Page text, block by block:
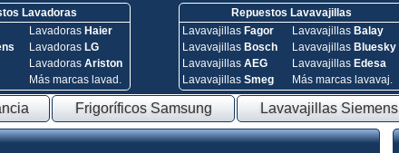
Lavadoras
Lavadoras Haier
Lavadoras LG
Lavadoras Ariston
Más marcas lavad.
Repuestos Lavavajillas
Lavavajillas Fagor
Lavavajillas Bosch
Lavavajillas AEG
Lavavajillas Smeg
Lavavajillas Balay
Lavavajillas Bluesky
Lavavajillas Edesa
Más marcas lavavaj.
Frigoríficos Samsung Lavavajillas Siemens